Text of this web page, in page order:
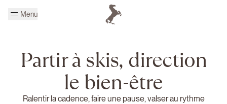
Menu
Partir à skis, direction
le bien-être
Ralentir la cadence, faire une pause, valser au rythme